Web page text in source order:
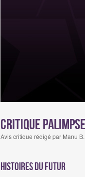
Critique
Avis critique rédigé par Manu
Histoires du futur